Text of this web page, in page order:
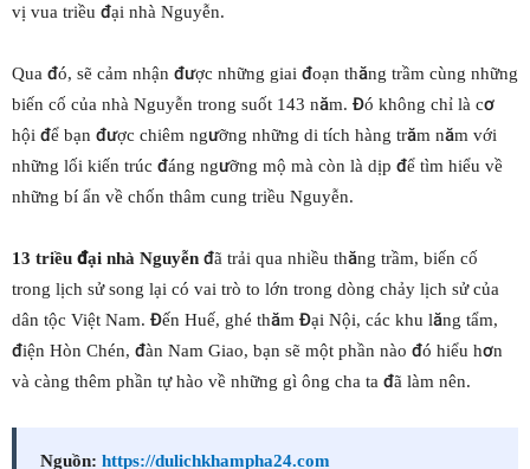
vị vua triều đại nhà Nguyễn.
Qua đó, sẽ cảm nhận được những giai đoạn thăng trầm cùng những
biến cố của nhà Nguyễn trong suốt 143 năm. Đó không chỉ là cơ
hội để bạn được chiêm ngưỡng những di tích hàng trăm năm với
những lối kiến trúc đáng ngưỡng mộ mà còn là dịp để tìm hiểu về
những bí ẩn về chốn thâm cung triều Nguyễn.
13 triều đại nhà Nguyễn đã trải qua nhiều thăng trầm, biến cố
trong lịch sử song lại có vai trò to lớn trong dòng chảy lịch sử của
dân tộc Việt Nam. Đến Huế, ghé thăm Đại Nội, các khu lăng tẩm,
điện Hòn Chén, đàn Nam Giao, bạn sẽ một phần nào đó hiểu hơn
và càng thêm phần tự hào về những gì ông cha ta đã làm nên.
Nguồn: https://dulichkhampha24.com